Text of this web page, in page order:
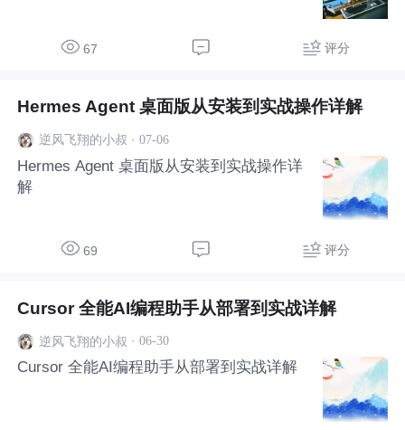
67 评分
Hermes Agent 桌面版从安装到实战操作详解
逆风飞翔的小叔 · 07-06
Hermes Agent 桌面版从安装到实战操作详
解
69 评分
Cursor 全能AI编程助手从部署到实战详解
逆风飞翔的小叔 · 06-30
Cursor 全能AI编程助手从部署到实战详解